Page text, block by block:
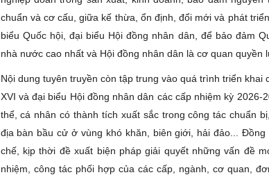
chuẩn và cơ cấu, giữa kế thừa, ổn định, đổi mới và phát
biểu Quốc hội, đại biểu Hội đồng nhân dân, để bảo đảm
nhà nước cao nhất và Hội đồng nhân dân là cơ quan quyền
Nội dung tuyên truyền còn tập trung vào quá trình triển khai
XVI và đại biểu Hội đồng nhân dân các cấp nhiệm kỳ
thể, cá nhân có thành tích xuất sắc trong công tác chuẩn
địa bàn bầu cử ở vùng khó khăn, biên giới, hải đảo...
chế, kịp thời đề xuất biện pháp giải quyết những vấn đề
nhiệm, công tác phối hợp của các cấp, ngành, cơ quan,